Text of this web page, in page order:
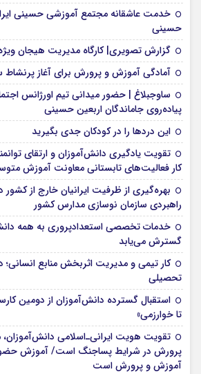
خدمت عاشقانه مجتمع آموزشی‌ حسینی
حسینی
گزارش تصویری| کارگاه مدیریت هیجان ویژه
آمادگی آموزش و پرورش برای آغاز
ساوجبلاغ | حضور میدانی تیم اورژانس
پیاده‌روی جاماندگان اربعین حسینی
این درد‌ها را در کودکان جدی بگیرید
تقویت یادگیری دانش‌آموزان و ارتقای
کار فعالیت‌های تابستانی معاونت آموزش
بهره‌گیری از ظرفیت ایرانیان خارج از کشور
راهبردی سازمان نوسازی مدارس کشور
خدمات تخصصی استعدادپروری به همه
گسترش می‌یابد
کار تیمی و مدیریت اثربخش منابع انسانی؛
تحصیلی
استقبال گسترده دانش‌آموزان از دومین
تا خوارزمی»
تقویت هویت ایرانی‌ـ‌اسلامی
پرورش در شرایط پساجنگ است/ آموزش
آموزش و پرورش است